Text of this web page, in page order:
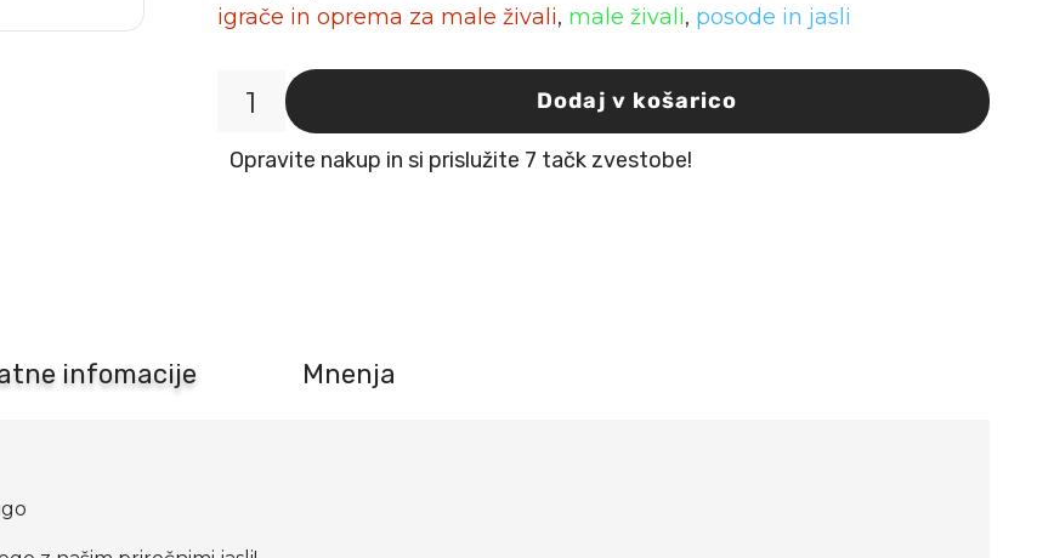
igrače in oprema za male živali, male živali, posode in jasli
za
Dodaj v košarico
Opravite nakup in si prislužite 7 tačk zvestobe!
infomacije Mnenja